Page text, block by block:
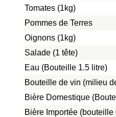
Tomates (1kg)
Pommes de Terres
Oignons (1kg)
Salade (1 tête)
Eau (Bouteille 1.5 litre)
Bouteille de vin (milieu
Bière Domestique
Bière Importée (bouteille